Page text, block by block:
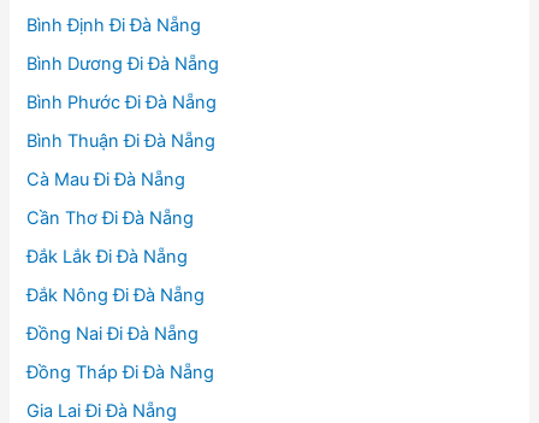
Bình Định Đi Đà Nẵng
Bình Dương Đi Đà Nẵng
Bình Phước Đi Đà Nẵng
Bình Thuận Đi Đà Nẵng
Cà Mau Đi Đà Nẵng
Cần Thơ Đi Đà Nẵng
Đắk Lắk Đi Đà Nẵng
Đắk Nông Đi Đà Nẵng
Đồng Nai Đi Đà Nẵng
Đồng Tháp Đi Đà Nẵng
Gia Lai Đi Đà Nẵng